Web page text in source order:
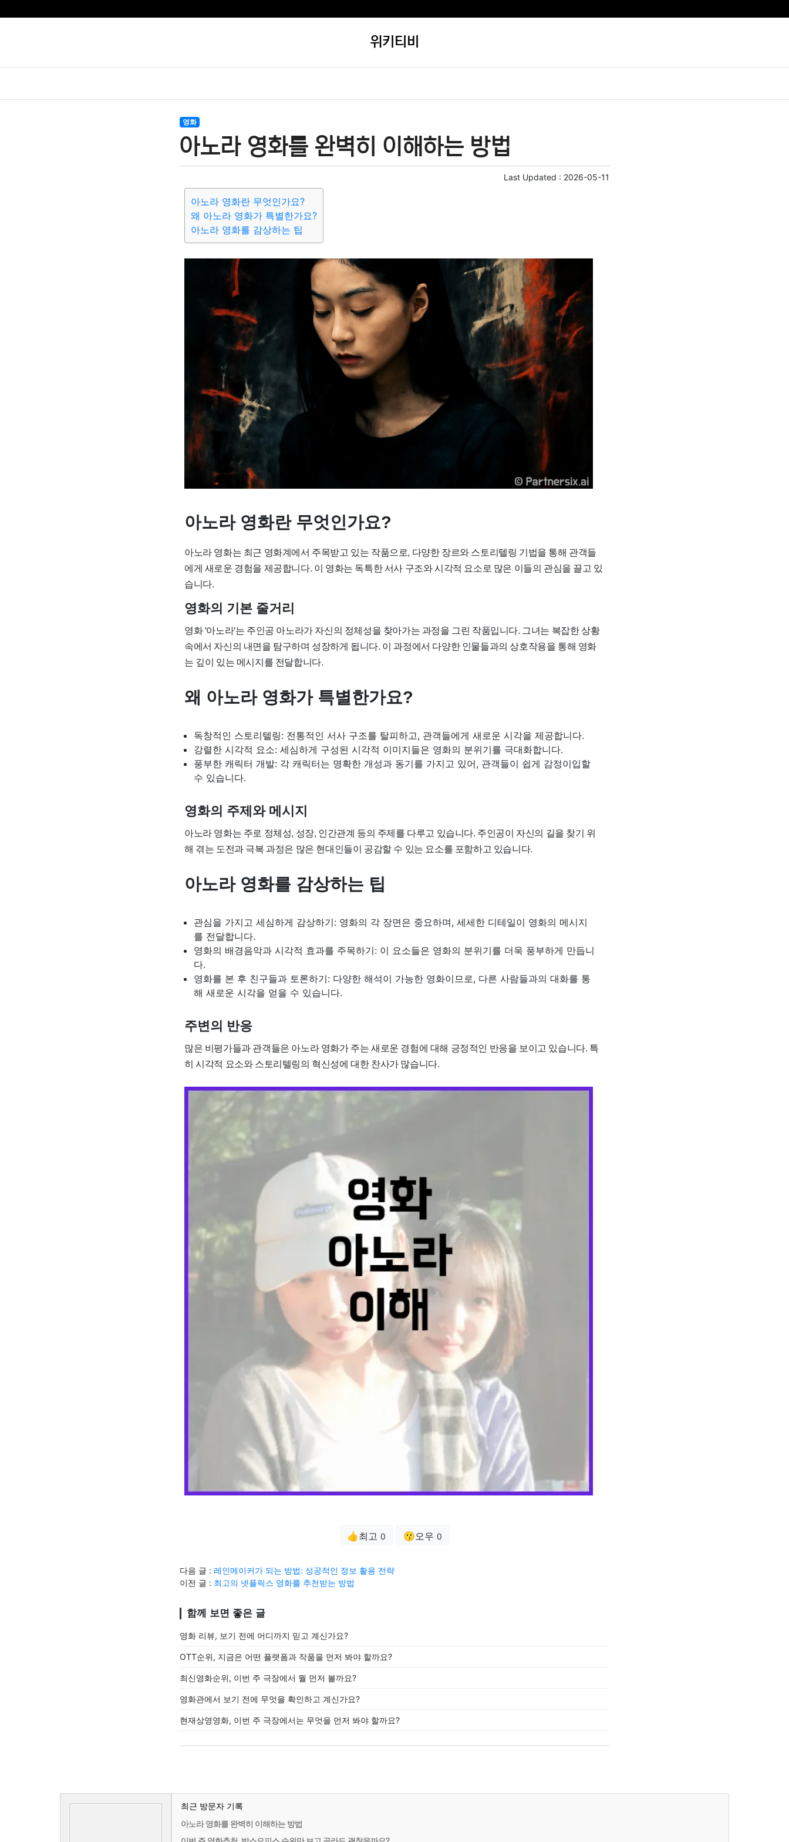
위키티비
영화
아노라 영화를 완벽히 이해하는 방법
Last Updated : 2026-05-11
아노라 영화란 무엇인가요?
왜 아노라 영화가 특별한가요?
아노라 영화를 감상하는 팁
아노라 영화란 무엇인가요?
아노라 영화는 최근 영화계에서 주목받고 있는 작품으로, 다양한 장르와 스토리텔링 기법을 통해 관객들
에게 새로운 경험을 제공합니다. 이 영화는 독특한 서사 구조와 시각적 요소로 많은 이들의 관심을 끌고 있
습니다.
영화의 기본 줄거리
영화 '아노라'는 주인공 아노라가 자신의 정체성을 찾아가는 과정을 그린 작품입니다. 그녀는 복잡한 상황
속에서 자신의 내면을 탐구하며 성장하게 됩니다. 이 과정에서 다양한 인물들과의 상호작용을 통해 영화
는 깊이 있는 메시지를 전달합니다.
왜 아노라 영화가 특별한가요?
독창적인 스토리텔링: 전통적인 서사 구조를 탈피하고, 관객들에게 새로운 시각을 제공합니다.
강렬한 시각적 요소: 세심하게 구성된 시각적 이미지들은 영화의 분위기를 극대화합니다.
풍부한 캐릭터 개발: 각 캐릭터는 명확한 개성과 동기를 가지고 있어, 관객들이 쉽게 감정이입할
수 있습니다.
영화의 주제와 메시지
아노라 영화는 주로 정체성, 성장, 인간관계 등의 주제를 다루고 있습니다. 주인공이 자신의 길을 찾기 위
해 겪는 도전과 극복 과정은 많은 현대인들이 공감할 수 있는 요소를 포함하고 있습니다.
아노라 영화를 감상하는 팁
관심을 가지고 세심하게 감상하기: 영화의 각 장면은 중요하며, 세세한 디테일이 영화의 메시지
를 전달합니다.
영화의 배경음악과 시각적 효과를 주목하기: 이 요소들은 영화의 분위기를 더욱 풍부하게 만듭니
다.
영화를 본 후 친구들과 토론하기: 다양한 해석이 가능한 영화이므로, 다른 사람들과의 대화를 통
해 새로운 시각을 얻을 수 있습니다.
주변의 반응
많은 비평가들과 관객들은 아노라 영화가 주는 새로운 경험에 대해 긍정적인 반응을 보이고 있습니다. 특
히 시각적 요소와 스토리텔링의 혁신성에 대한 찬사가 많습니다.
👍최고 0 😗오우 0
다음 글 : 레인메이커가 되는 방법: 성공적인 정보 활용 전략
이전 글 : 최고의 넷플릭스 영화를 추천받는 방법
함께 보면 좋은 글
영화 리뷰, 보기 전에 어디까지 믿고 계신가요?
OTT순위, 지금은 어떤 플랫폼과 작품을 먼저 봐야 할까요?
최신영화순위, 이번 주 극장에서 뭘 먼저 볼까요?
영화관에서 보기 전에 무엇을 확인하고 계신가요?
현재상영영화, 이번 주 극장에서는 무엇을 먼저 봐야 할까요?
최근 방문자 기록
아노라 영화를 완벽히 이해하는 방법